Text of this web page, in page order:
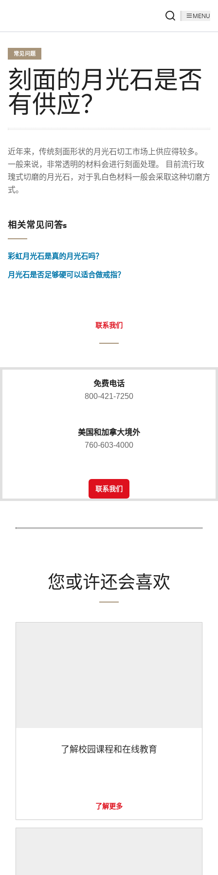
MENU
常见问题
刻面的月光石是否
有供应？
近年来，传统刻面形状的月光石切工市场上供应得较多。
一般来说，非常透明的材料会进行刻面处理。 目前流行玫
瑰式切磨的月光石，对于乳白色材料一般会采取这种切磨方
式。
相关常见问答s
彩虹月光石是真的月光石吗？
月光石是否足够硬可以适合做戒指？
联系我们
免费电话
800-421-7250
美国和加拿大境外
760-603-4000
联系我们
您或许还会喜欢
了解校园课程和在线教育
了解更多